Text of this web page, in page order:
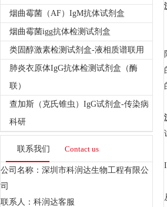
烟曲霉菌（AF）IgM抗体试剂盒
烟曲霉菌igg抗体检测试剂盒
类固醇激素检测试剂盒-液相质谱联用
肺炎衣原体IgG抗体检测试剂盒（酶
联）
查加斯（克氏锥虫）IgG试剂盒-传染病
科研
联系我们 Contact us
公司名称：深圳市科润达生物工程有限公
司
联系人：科润达客服